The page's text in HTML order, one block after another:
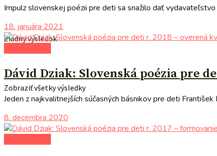
Žiadny výsledok
Zobraziť všetky výsledky
Impulz slovenskej poézii pre deti sa snažilo dať
18. januára 2021
Dávid Dziak: Slovenská poézia pre
Jeden z najkvalitnejších súčasných básnikov pre deti
8. decembra 2020